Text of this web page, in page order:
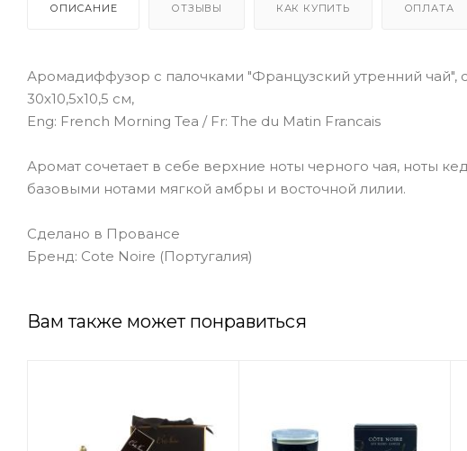
ОПИСАНИЕ ОТЗЫВЫ КАК КУПИТЬ ОПЛАТА
Аромадиффузор с палочками "Французский утренний
30х10,5х10,5 см,
Eng: French Morning Tea / Fr: The du Matin Francais
Аромат сочетает в себе верхние ноты черного чая, ноты
базовыми нотами мягкой амбры и восточной лилии.
Сделано в Провансе
Бренд: Cote Noire (Португалия)
Вам также может понравиться